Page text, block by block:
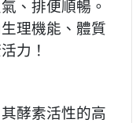
、排便順暢。
理機能、體質
力！
酵素活性的高